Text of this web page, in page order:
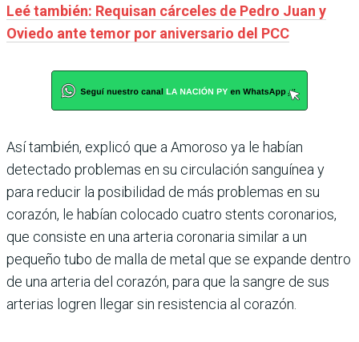
Leé también: Requisan cárceles de Pedro Juan y
Oviedo ante temor por aniversario del PCC
Así también, explicó que a Amoroso ya le habían
detectado problemas en su circulación sanguínea y
para reducir la posibilidad de más problemas en su
corazón, le habían colocado cuatro stents coronarios,
que consiste en una arteria coronaria similar a un
pequeño tubo de malla de metal que se expande dentro
de una arteria del corazón, para que la sangre de sus
arterias logren llegar sin resistencia al corazón.